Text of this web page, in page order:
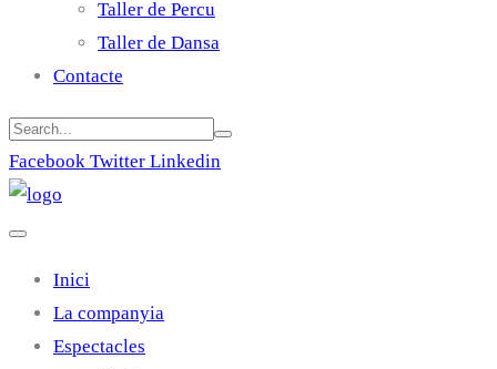
Taller de Percu
Taller de Dansa
Contacte
Facebook Twitter Linkedin
Inici
La companyia
Espectacles